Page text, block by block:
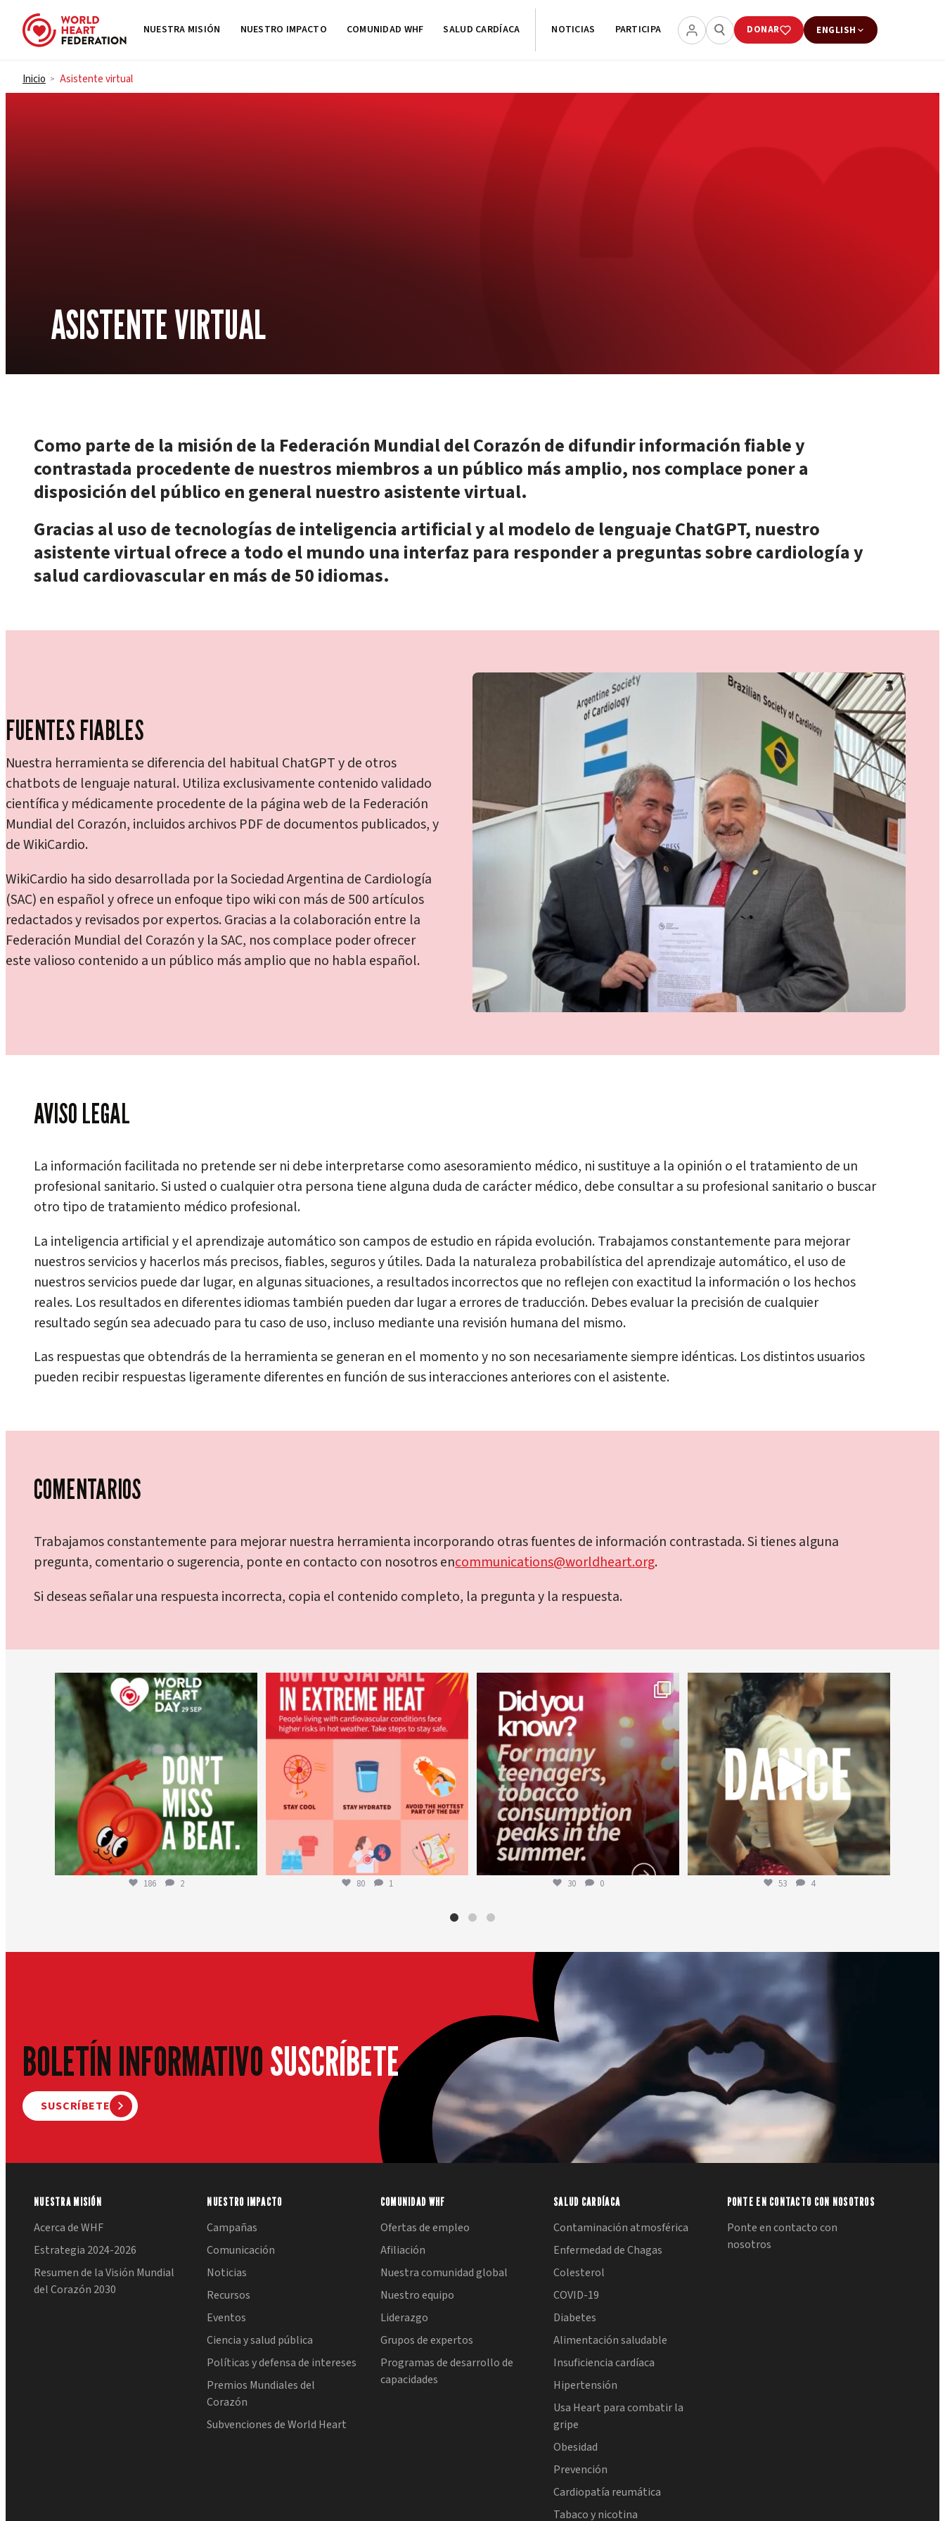
Skip to content
NUESTRA MISIÓN NUESTRO IMPACTO COMUNIDAD WHF SALUD CARDÍACA NOTICIAS PARTICIPA DONAR ENGLISH
Inicio > Asistente virtual
ASISTENTE VIRTUAL
Como parte de la misión de la Federación Mundial del Corazón de difundir información fiable y
contrastada procedente de nuestros miembros a un público más amplio, nos complace poner a
disposición del público en general nuestro asistente virtual.
Gracias al uso de tecnologías de inteligencia artificial y al modelo de lenguaje ChatGPT, nuestro
asistente virtual ofrece a todo el mundo una interfaz para responder a preguntas sobre cardiología y
salud cardiovascular en más de 50 idiomas.
FUENTES FIABLES
Nuestra herramienta se diferencia del habitual ChatGPT y de otros
chatbots de lenguaje natural. Utiliza exclusivamente contenido validado
científica y médicamente procedente de la página web de la Federación
Mundial del Corazón, incluidos archivos PDF de documentos publicados, y
de WikiCardio.
WikiCardio ha sido desarrollada por la Sociedad Argentina de Cardiología
(SAC) en español y ofrece un enfoque tipo wiki con más de 500 artículos
redactados y revisados por expertos. Gracias a la colaboración entre la
Federación Mundial del Corazón y la SAC, nos complace poder ofrecer
este valioso contenido a un público más amplio que no habla español.
AVISO LEGAL
La información facilitada no pretende ser ni debe interpretarse como asesoramiento médico, ni sustituye a la opinión o el tratamiento de un
profesional sanitario. Si usted o cualquier otra persona tiene alguna duda de carácter médico, debe consultar a su profesional sanitario o buscar
otro tipo de tratamiento médico profesional.
La inteligencia artificial y el aprendizaje automático son campos de estudio en rápida evolución. Trabajamos constantemente para mejorar
nuestros servicios y hacerlos más precisos, fiables, seguros y útiles. Dada la naturaleza probabilística del aprendizaje automático, el uso de
nuestros servicios puede dar lugar, en algunas situaciones, a resultados incorrectos que no reflejen con exactitud la información o los hechos
reales. Los resultados en diferentes idiomas también pueden dar lugar a errores de traducción. Debes evaluar la precisión de cualquier
resultado según sea adecuado para tu caso de uso, incluso mediante una revisión humana del mismo.
Las respuestas que obtendrás de la herramienta se generan en el momento y no son necesariamente siempre idénticas. Los distintos usuarios
pueden recibir respuestas ligeramente diferentes en función de sus interacciones anteriores con el asistente.
COMENTARIOS
Trabajamos constantemente para mejorar nuestra herramienta incorporando otras fuentes de información contrastada. Si tienes alguna
pregunta, comentario o sugerencia, ponte en contacto con nosotros encommunications@worldheart.org.
Si deseas señalar una respuesta incorrecta, copia el contenido completo, la pregunta y la respuesta.
worldheartfederation
6 de agosto
186 2
worldheartfederation
5 de agosto
80 1
1 de agosto
30 0
worldheartfederation
27 de julio
53 4
BOLETÍN INFORMATIVOSUSCRÍBETE
SUSCRÍBETE
NUESTRA MISIÓN
Acerca de WHF
Estrategia 2024-2026
Resumen de la Visión Mundial
del Corazón 2030
NUESTRO IMPACTO
Campañas
Comunicación
Noticias
Recursos
Eventos
Ciencia y salud pública
Políticas y defensa de intereses
Premios Mundiales del
Corazón
Subvenciones de World Heart
COMUNIDAD WHF
Ofertas de empleo
Afiliación
Nuestra comunidad global
Nuestro equipo
Liderazgo
Grupos de expertos
Programas de desarrollo de
capacidades
SALUD CARDÍACA
Contaminación atmosférica
Enfermedad de Chagas
Colesterol
COVID-19
Diabetes
Alimentación saludable
Insuficiencia cardíaca
Hipertensión
Usa Heart para combatir la
gripe
Obesidad
Prevención
Cardiopatía reumática
Tabaco y nicotina
PONTE EN CONTACTO CON NOSOTROS
Ponte en contacto con
nosotros